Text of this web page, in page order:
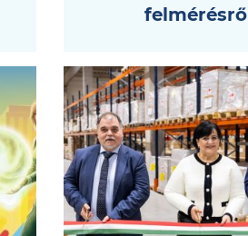
felmérésről